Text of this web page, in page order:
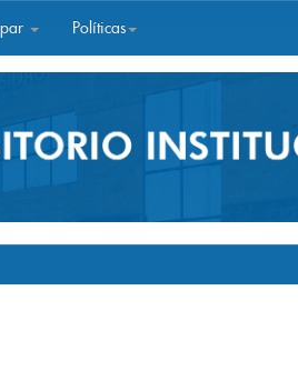
Políticas